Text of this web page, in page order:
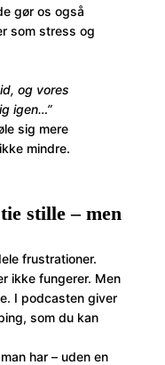
gør os også
som stress og
og vores
igen…”
sig mere
mindre.
stille – men
frustrationer.
ikke fungerer. Men
I podcasten giver
som du kan
har – uden en